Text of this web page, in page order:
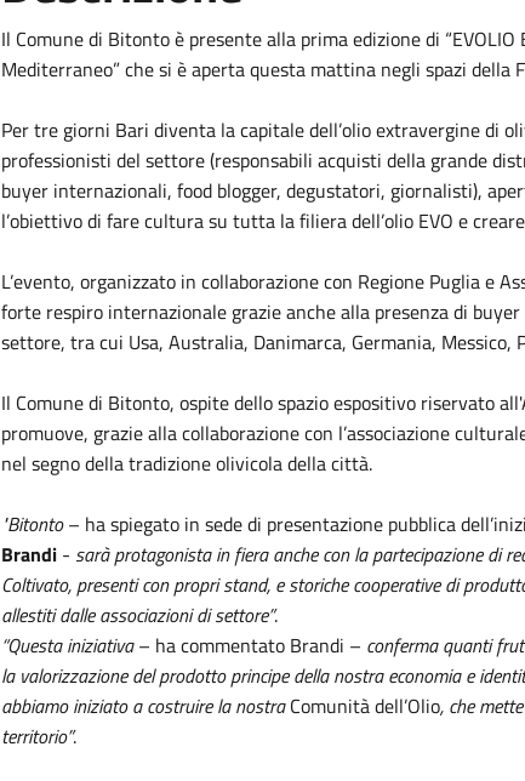
Il Comune di Bitonto è presente alla prima edizione di “EVOLIO
Mediterraneo” che si è aperta questa mattina negli spazi della
Per tre giorni Bari diventa la capitale dell’olio extravergine di
professionisti del settore (responsabili acquisti della grande
buyer internazionali, food blogger, degustatori, giornalisti),
l’obiettivo di fare cultura su tutta la filiera dell’olio EVO e
L’evento, organizzato in collaborazione con Regione Puglia e
forte respiro internazionale grazie anche alla presenza di
settore, tra cui Usa, Australia, Danimarca, Germania, Messico,
Il Comune di Bitonto, ospite dello spazio espositivo riservato
promuove, grazie alla collaborazione con l’associazione
nel segno della tradizione olivicola della città.
"Bitonto– ha spiegato in sede di presentazione pubblica
Brandi - sarà protagonista in fiera anche con la partecipazione di
Coltivato, presenti con propri stand, e storiche cooperative di
allestiti dalle associazioni di settore”.
“Questa iniziativa– ha commentato Brandi – conferma quanti
la valorizzazione del prodotto principe della nostra economia e
abbiamo iniziato a costruire la nostraComunità dell’Olio, che
territorio”.